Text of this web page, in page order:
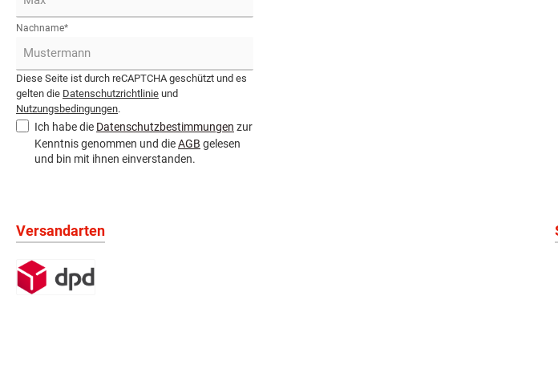
Nachname*
Diese Seite ist durch reCAPTCHA geschützt und es
gelten die Datenschutzrichtlinie und
Nutzungsbedingungen.
Ich habe die Datenschutzbestimmungen zur
Kenntnis genommen und dieAGB gelesen
und bin mit ihnen einverstanden.
Versandarten